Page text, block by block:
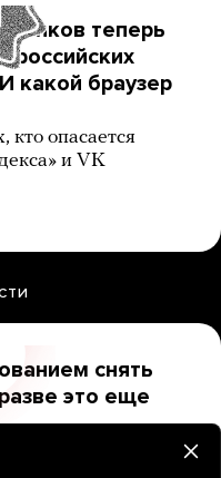
банков теперь
российских
какой браузер
кто опасается
и VK
снять
это еще
чтобы партию